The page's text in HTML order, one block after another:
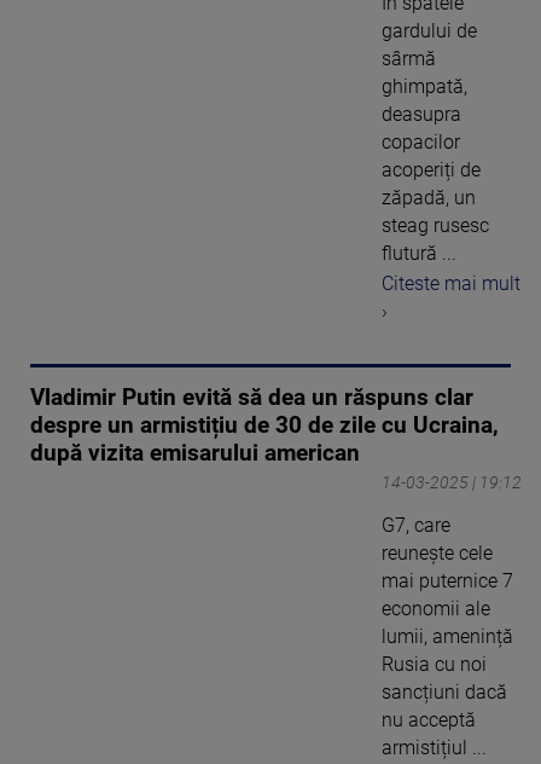
gardului de
sârmă
ghimpată,
deasupra
copacilor
acoperiți de
zăpadă, un
steag rusesc
flutură ...
Citeste mai mult
›
Vladimir Putin evită să dea un răspuns clar
despre un armistițiu de 30 de zile cu Ucraina,
după vizita emisarului american
14-03-2025 | 19:12
G7, care
reunește cele
mai puternice 7
economii ale
lumii, amenință
Rusia cu noi
sancțiuni dacă
nu acceptă
armistițiul ...